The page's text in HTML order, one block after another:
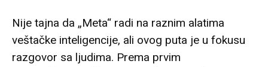
Nije tajna da „Meta“ radi na raznim alatima
veštačke inteligencije, ali ovog puta je u fokusu
razgovor sa ljudima. Prema prvim